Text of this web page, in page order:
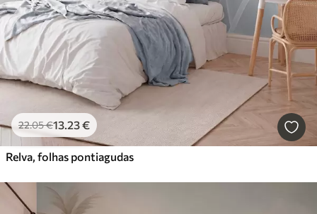
22.05€13 .23€
Relva, folhas pontiagudas